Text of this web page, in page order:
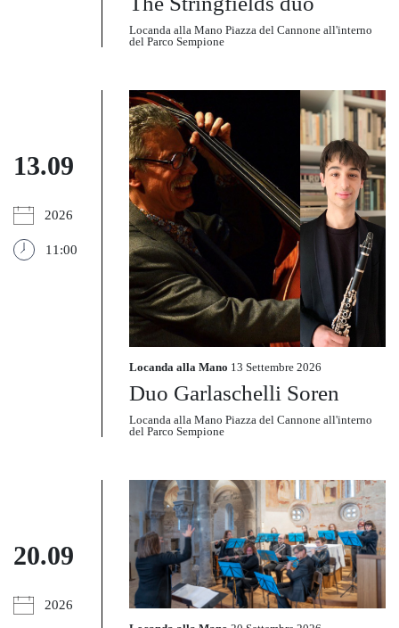
Locanda alla Mano Piazza del Cannone all'interno
del Parco Sempione
13.09
2026
11:00
Locanda alla Mano 13 Settembre 2026
Duo Garlaschelli Soren
Locanda alla Mano Piazza del Cannone all'interno
del Parco Sempione
20.09
2026